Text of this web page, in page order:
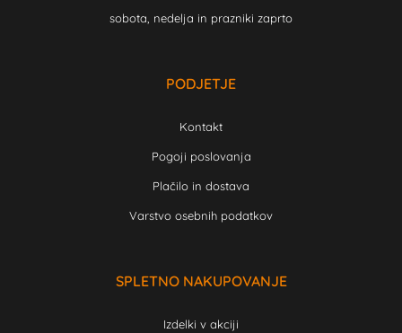
sobota, nedelja in prazniki zaprto
PODJETJE
Kontakt
Pogoji poslovanja
Plačilo in dostava
Varstvo osebnih podatkov
SPLETNO NAKUPOVANJE
Izdelki v akciji